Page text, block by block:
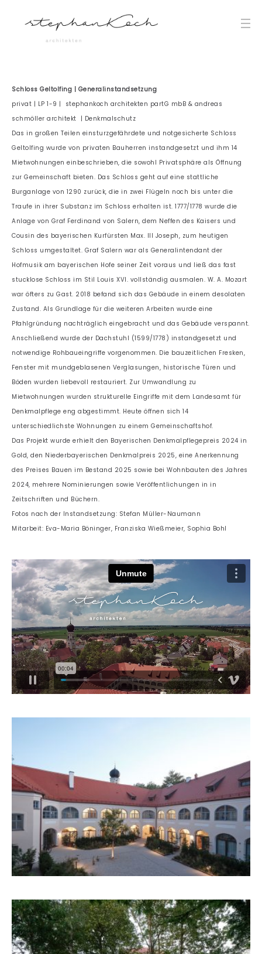
Schloss Geltolfing | Generalinstandsetzung
privat | LP 1-9 | stephankoch architekten partG mbB & andreas
schmöller architekt | Denkmalschutz
Das in großen Teilen einsturzgefährdete und notgesicherte Schloss
Geltolfing wurde von privaten Bauherren instandgesetzt und ihm 14
Mietwohnungen einbeschrieben, die sowohl Privatsphäre als Öffnung
zur Gemeinschaft bieten. Das Schloss geht auf eine stattliche
Burganlage von 1290 zurück, die in zwei Flügeln noch bis unter die
Traufe in ihrer Substanz im Schloss erhalten ist. 1777/1778 wurde die
Anlage von Graf Ferdinand von Salern, dem Neffen des Kaisers und
Cousin des bayerischen Kurfürsten Max. III Joseph, zum heutigen
Schloss umgestaltet. Graf Salern war als Generalintendant der
Hofmusik am bayerischen Hofe seiner Zeit voraus und ließ das fast
stucklose Schloss im Stil Louis XVI. vollständig ausmalen. W. A. Mozart
war öfters zu Gast. 2018 befand sich das Gebäude in einem desolaten
Zustand. Als Grundlage für die weiteren Arbeiten wurde eine
Pfahlgründung nachträglich eingebracht und das Gebäude verspannt.
Anschließend wurde der Dachstuhl (1599/1778) instandgesetzt und
notwendige Rohbaueingriffe vorgenommen. Die bauzeitlichen Fresken,
Fenster mit mundgeblasenen Verglasungen, historische Türen und
Böden wurden liebevoll restauriert. Zur Umwandlung zu
Mietwohnungen wurden strukturelle Eingriffe mit dem Landesamt für
Denkmalpflege eng abgestimmt. Heute öffnen sich 14
unterschiedlichste Wohnungen zu einem Gemeinschaftshof.
Das Projekt wurde erhielt den Bayerischen Denkmalpflegepreis 2024 in
Gold, den Niederbayerischen Denkmalpreis 2025, eine Anerkennung
des Preises Bauen im Bestand 2025 sowie bei Wohnbauten des Jahres
2024, mehrere Nominierungen sowie Veröffentlichungen in in
Zeitschriften und Büchern.
Fotos nach der Instandsetzung: Stefan Müller-Naumann
Mitarbeit: Eva-Maria Böninger, Franziska Wießmeier, Sophia Bohl